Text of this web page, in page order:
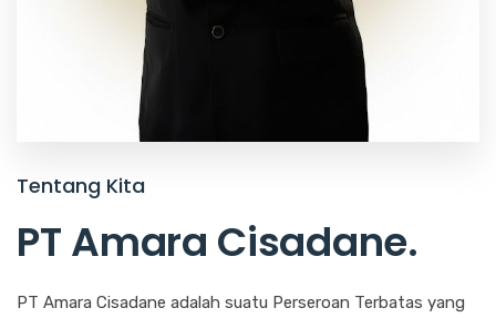
Tentang Kita
PT Amara Cisadane.
PT Amara Cisadane adalah suatu Perseroan Terbatas yang